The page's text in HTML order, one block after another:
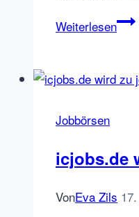
Weiterlesen
wird
noch
Jobbörsen
icjobs.de
VonEva Zils